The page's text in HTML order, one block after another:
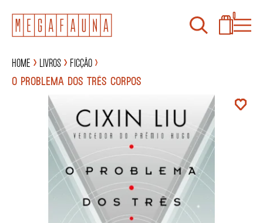
0
Home Livros
Ficção
O PROBLEMA DOS TRÊS CORPOS